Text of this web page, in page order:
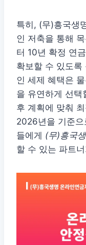
특히, (무)흥국생
인 저축을 통해
터 10년 확정 연
확보할 수 있도록
인 세제 혜택은
을 유연하게 선택
후 계획에 맞춰
2026년을 기준으
들에게 (무)흥국
할 수 있는 파트